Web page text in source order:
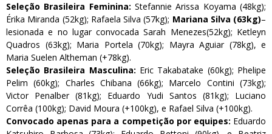
Seleção Brasileira Feminina: Stefannie Arissa Koyama (48kg);
Érika Miranda (52kg); Rafaela Silva (57kg); Mariana Silva (63kg)–
lesionada e no lugar convocada Sarah Menezes(52kg); Ketleyn
Quadros (63kg); Maria Portela (70kg); Mayra Aguiar (78kg), e
Maria Suelen Altheman (+78kg).
Seleção Brasileira Masculina: Eric Takabatake (60kg); Phelipe
Pelim (60kg); Charles Chibana (66kg); Marcelo Contini (73kg);
Victor Penalber (81kg); Eduardo Yudi Santos (81kg); Luciano
Corrêa (100kg); David Moura (+100kg), e Rafael Silva (+100kg).
Convocado apenas para a competição por equipes: Eduardo